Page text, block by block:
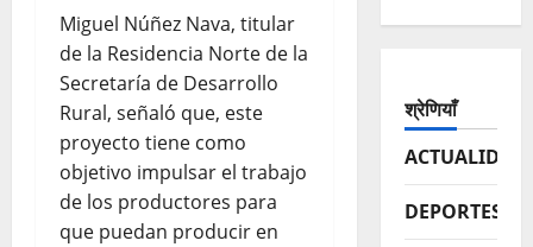
Miguel Núñez Nava, titular
de la Residencia Norte de la
Secretaría de Desarrollo
Rural, señaló que, este
proyecto tiene como
objetivo impulsar el trabajo
de los productores para
que puedan producir en
श्रेणियाँ
ACTUALIDAD
DEPORTES